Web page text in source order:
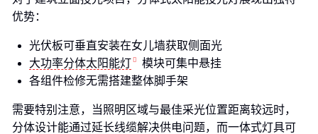
优势：
光伏板可垂直安装在女儿墙获取侧面光
大功率分体太阳能灯
模块可集中悬挂
各组件检修无需搭建整体脚手架
需要特别注意，当照明区域与最佳采光位置距离较远时，
分体设计能通过延长线缆解决供电问题，而一体式灯具可